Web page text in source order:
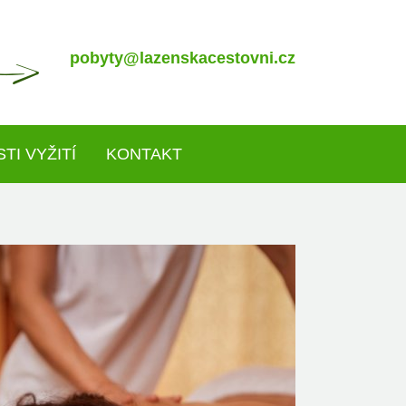
pobyty@lazenskacestovni.cz
VYŽITÍ KONTAKT